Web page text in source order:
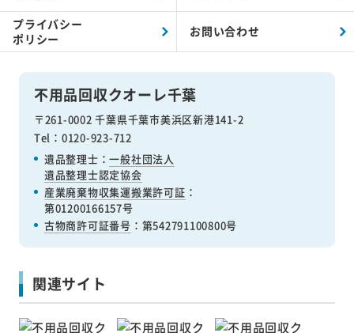
不用品回収クオーレ千葉
〒261-0002 千葉県千葉市美浜区新港141-2
Tel：0120-923-712
遺品整理士：一般社団法人
遺品整理士認定協会
産業廃棄物収集運搬業許可証 ：
第01200166157号
古物商許可証番号 ：第542791100800号
プライバシー
ポリシー
お問い合わせ
関連サイト